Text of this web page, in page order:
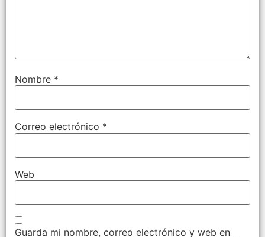
Nombre *
Correo electrónico *
Web
Guarda mi nombre, correo electrónico y web en